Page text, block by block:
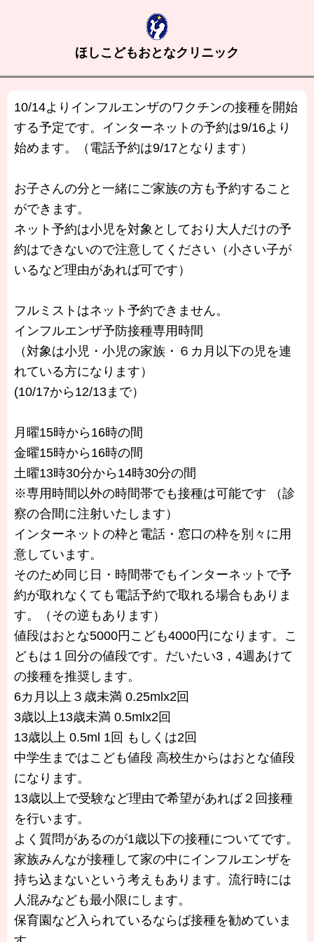
ほしこどもおとなクリニック
10/14よりインフルエンザのワクチンの接種を開始
する予定です。インターネットの予約は9/16より
始めます。（電話予約は9/17となります）
お子さんの分と一緒にご家族の方も予約すること
ができます。
ネット予約は小児を対象としており大人だけの予
約はできないので注意してください（小さい子が
いるなど理由があれば可です）
フルミストはネット予約できません。
インフルエンザ予防接種専用時間
（対象は小児・小児の家族・６カ月以下の児を連
れている方になります）
(10/17から12/13まで）
月曜15時から16時の間
金曜15時から16時の間
土曜13時30分から14時30分の間
※専用時間以外の時間帯でも接種は可能です （診
察の合間に注射いたします）
インターネットの枠と電話・窓口の枠を別々に用
意しています。
そのため同じ日・時間帯でもインターネットで予
約が取れなくても電話予約で取れる場合もありま
す。（その逆もあります）
値段はおとな5000円こども4000円になります。こ
どもは１回分の値段です。だいたい3，4週あけて
の接種を推奨します。
6カ月以上３歳未満 0.25mlx2回
3歳以上13歳未満 0.5mlx2回
13歳以上 0.5ml 1回 もしくは2回
中学生まではこども値段 高校生からはおとな値段
になります。
13歳以上で受験など理由で希望があれば２回接種
を行います。
よく質問があるのが1歳以下の接種についてです。
家族みんなが接種して家の中にインフルエンザを
持ち込まないという考えもあります。流行時には
人混みなども最小限にします。
保育園など入られているならば接種を勧めていま